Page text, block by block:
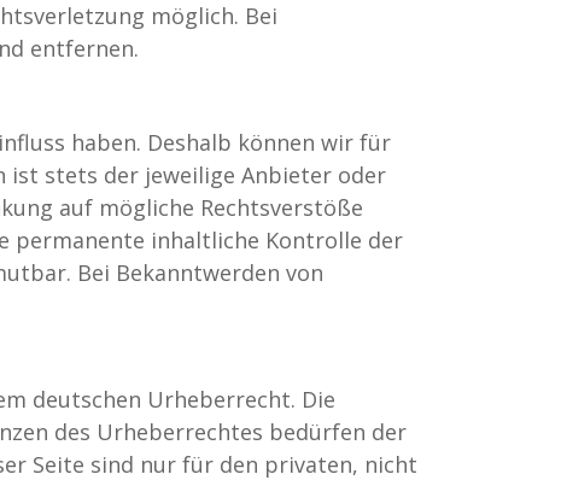
möglich. Bei
entfernen.
haben. Deshalb können wir für
ist stets der jeweilige Anbieter oder
auf mögliche Rechtsverstöße
permanente inhaltliche Kontrolle der
Bei Bekanntwerden von
deutschen Urheberrecht. Die
des Urheberrechtes bedürfen der
Seite sind nur für den privaten, nicht